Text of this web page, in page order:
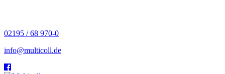
02195 / 68 970-0
info@multicoll.de